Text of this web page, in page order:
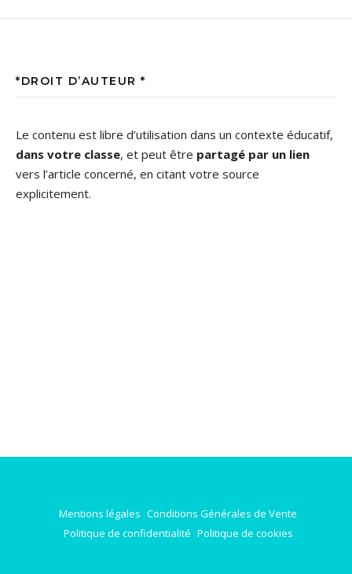
*DROIT D’AUTEUR *
Le contenu est libre d’utilisation dans un contexte éducatif,
dans votre classe, et peut être partagé par un lien
vers l’article concerné, en citant votre source
explicitement.
Mentions légales Conditions Générales de Vente
Politique de confidentialité Politique de cookies